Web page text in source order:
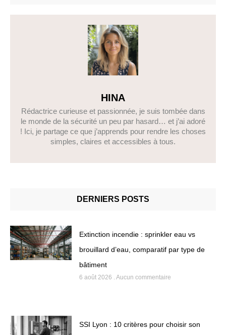
HINA
Rédactrice curieuse et passionnée, je suis tombée dans
le monde de la sécurité un peu par hasard… et j’ai adoré
! Ici, je partage ce que j’apprends pour rendre les choses
simples, claires et accessibles à tous.
DERNIERS POSTS
Extinction incendie : sprinkler eau vs
brouillard d’eau, comparatif par type de
bâtiment
6 août 2026 Aucun commentaire
SSI Lyon : 10 critères pour choisir son